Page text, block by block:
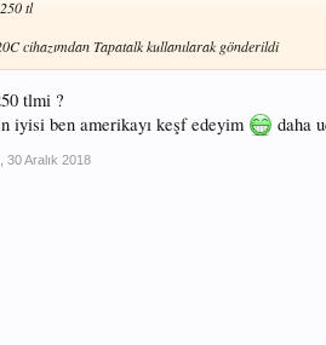
tl
cihazımdan Tapatalk kullanılarak gönderildi
tlmi ?
iyisi ben amerikayı keşf edeyim
daha
30 Aralık 2018